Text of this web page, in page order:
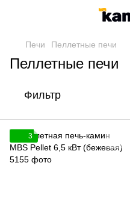
Печи Пеллетные печи
Пеллетные печи
Фильтр
3